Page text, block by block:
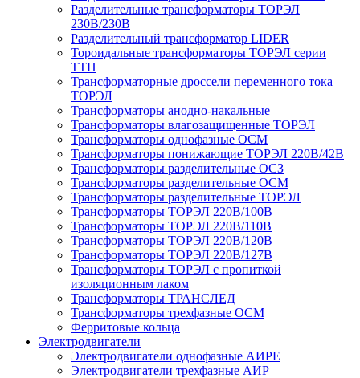
Разделительные трансформаторы ТОРЭЛ
230В/230В
Разделительный трансформатор LIDER
Тороидальные трансформаторы ТОРЭЛ серии
ТТП
Трансформаторные дроссели переменного тока
ТОРЭЛ
Трансформаторы анодно-накальные
Трансформаторы влагозащищенные ТОРЭЛ
Трансформаторы однофазные ОСМ
Трансформаторы понижающие ТОРЭЛ 220В/42В
Трансформаторы разделительные ОСЗ
Трансформаторы разделительные ОСМ
Трансформаторы разделительные ТОРЭЛ
Трансформаторы ТОРЭЛ 220В/100В
Трансформаторы ТОРЭЛ 220В/110В
Трансформаторы ТОРЭЛ 220В/120В
Трансформаторы ТОРЭЛ 220В/127В
Трансформаторы ТОРЭЛ с пропиткой
изоляционным лаком
Трансформаторы ТРАНСЛЕД
Трансформаторы трехфазные ОСМ
Ферритовые кольца
Электродвигатели
Электродвигатели однофазные АИРЕ
Электродвигатели трехфазные АИР